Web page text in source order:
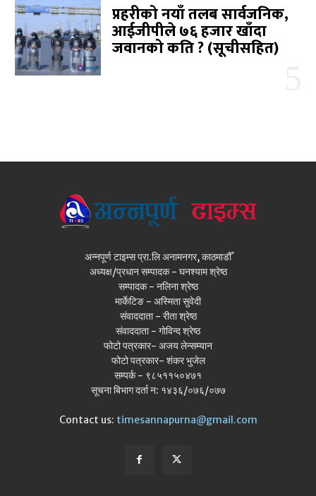
प्रहरीको नयाँ तलब सार्वजनिक,
आईजीपीले ७६ हजार खाँदा
जवानको कति ? (सूचीसहित)
अन्नपूर्ण टाइम्स प्रा.लि अनामनगर, काठमाडौँ
अध्यक्ष/प्रधान सम्पादक - घनश्याम श्रेष्ठ
सम्पादक - नलिना श्रेष्ठ
मार्केटिङ - अस्मिता सुवेदी
संवाददाता - रीता श्रेष्ठ
संवाददाता - गोविन्द श्रेष्ठ
फोटो पत्रकार- अजय लेन्सम्यान
फोटो पत्रकार- शंकर भुजेल
सम्पर्क - ९८५११५०४७१
सूचना बिभाग दर्ता न: १४३६/०७६/०७७
Contact us: timesannapurna@gmail.com